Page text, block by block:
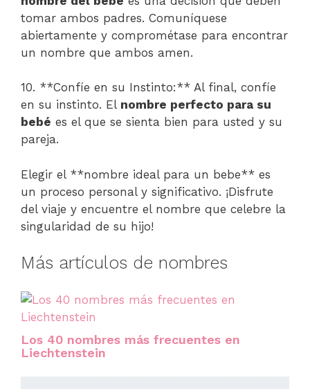
tomar ambos padres. Comuníquese
abiertamente y comprométase para encontrar
un nombre que ambos amen.
10. **Confíe en su Instinto:** Al final, confíe
en su instinto. El nombre perfecto para su
bebé es el que se sienta bien para usted y su
pareja.
Elegir el **nombre ideal para un bebe** es
un proceso personal y significativo. ¡Disfrute
del viaje y encuentre el nombre que celebre la
singularidad de su hijo!
Más artículos de nombres
Los 40 nombres más frecuentes en
Liechtenstein